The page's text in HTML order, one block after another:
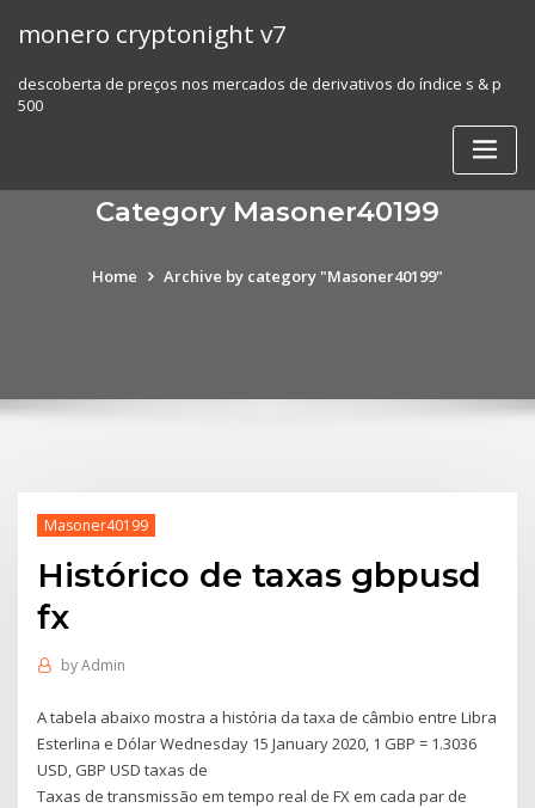
monero cryptonight v7
descoberta de preços nos mercados de derivativos do índice s & p
500
Category Masoner40199
Home Archive by category "Masoner40199"
Masoner40199
Histórico de taxas gbpusd
fx
byAdmin
A tabela abaixo mostra a história da taxa de câmbio entre Libra
Esterlina e Dólar Wednesday 15 January 2020, 1 GBP = 1.3036
USD, GBP USD taxas de
Taxas de transmissão em tempo real de FX em cada par de